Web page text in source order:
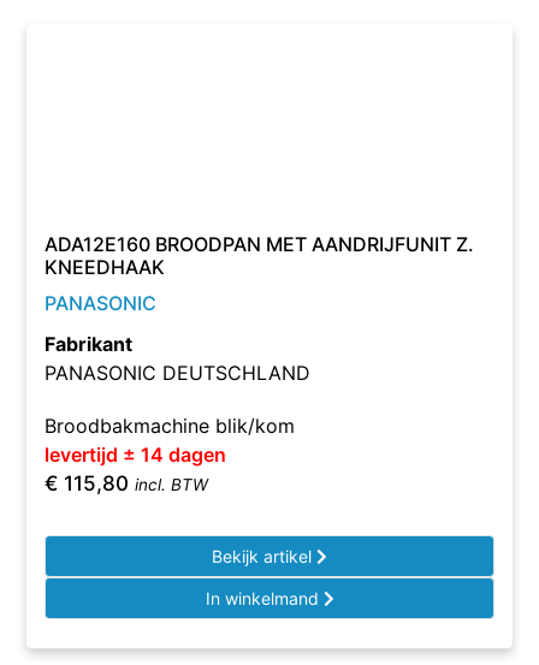
ADA12E160 BROODPAN MET AANDRIJFUNIT Z.
KNEEDHAAK
PANASONIC
Fabrikant
PANASONIC DEUTSCHLAND
Broodbakmachine blik/kom
levertijd ± 14 dagen
€ 115,80 incl. BTW
Bekijk artikel
In winkelmand